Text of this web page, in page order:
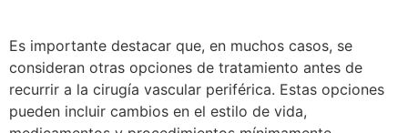
Es importante destacar que, en muchos casos, se
consideran otras opciones de tratamiento antes de
recurrir a la cirugía vascular periférica. Estas opciones
pueden incluir cambios en el estilo de vida,